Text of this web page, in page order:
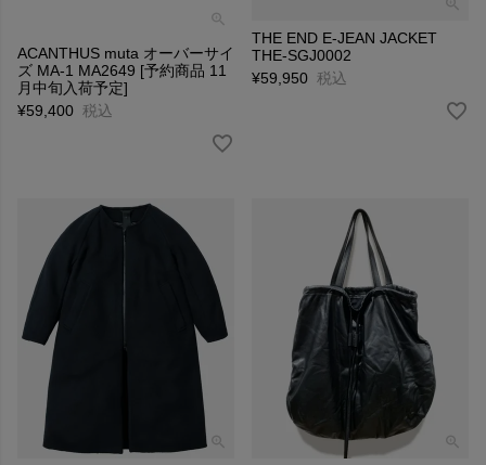
ACANTHUS muta オーバーサイ
ズ MA-1 MA2649 [予約商品 11
月中旬入荷予定]
¥59,400 税込
THE END E-JEAN JACKET
THE-SGJ0002
¥59,950 税込